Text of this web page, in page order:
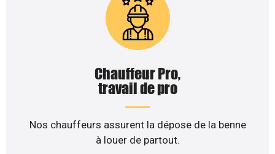
Chauffeur Pro,
travail de pro
Nos chauffeurs assurent la dépose de la benne
à louer de partout.